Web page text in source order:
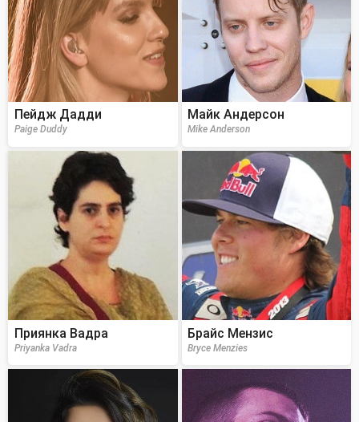
Пейдж Дадди
Paige Duddy
Майк Андерсон
Mike Anderson
Приянка Вадра
Priyanka Vadra
Брайс Мензис
Bryce Menzies